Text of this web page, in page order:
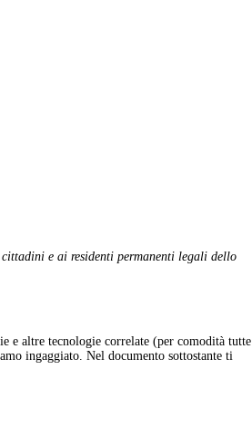
e ai residenti permanenti legali dello
e altre tecnologie correlate (per comodità tutte
ingaggiato. Nel documento sottostante ti